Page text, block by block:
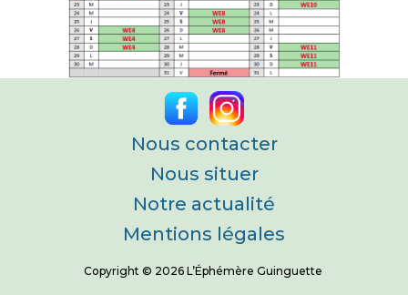
Nous contacter
Nous situer
Notre actualité
Mentions légales
Copyright © 2026 L’Éphémère Guinguette